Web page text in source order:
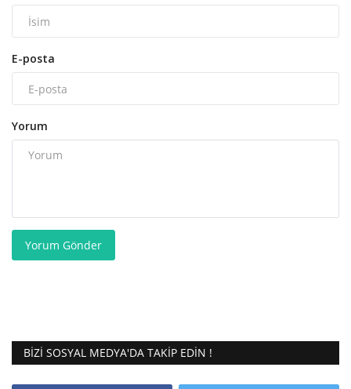
E-posta
Yorum
Yorum Gönder
BIZI SOSYAL MEDYA'DA TAKIP EDIN !